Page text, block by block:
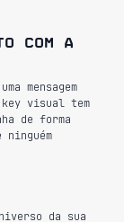
com a
mensagem
visual tem
de forma
da sua